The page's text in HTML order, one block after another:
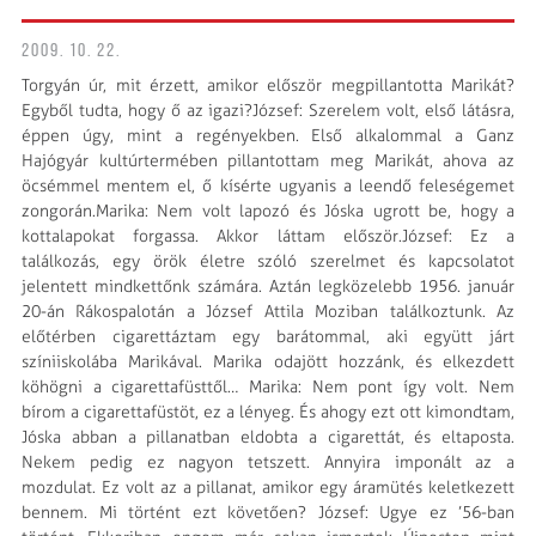
2009. 10. 22.
Torgyán úr, mit érzett, amikor először megpillantotta Marikát?
Egyből tudta, hogy ő az igazi?József: Szerelem volt, első látásra,
éppen úgy, mint a regényekben. Első alkalommal a Ganz
Hajógyár kultúrtermében pillantottam meg Marikát, ahova az
öcsémmel mentem el, ő kísérte ugyanis a leendő feleségemet
zongorán.Marika: Nem volt lapozó és Jóska ugrott be, hogy a
kottalapokat forgassa. Akkor láttam először.József: Ez a
találkozás, egy örök életre szóló szerelmet és kapcsolatot
jelentett mindkettőnk számára. Aztán legközelebb 1956. január
20-án Rákospalotán a József Attila Moziban találkoztunk. Az
előtérben cigarettáztam egy barátommal, aki együtt járt
színiiskolába Marikával. Marika odajött hozzánk, és elkezdett
köhögni a cigarettafüsttől… Marika: Nem pont így volt. Nem
bírom a cigarettafüstöt, ez a lényeg. És ahogy ezt ott kimondtam,
Jóska abban a pillanatban eldobta a cigarettát, és eltaposta.
Nekem pedig ez nagyon tetszett. Annyira imponált az a
mozdulat. Ez volt az a pillanat, amikor egy áramütés keletkezett
bennem. Mi történt ezt követően? József: Ugye ez ’56-ban